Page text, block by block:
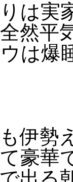
は実
然平
は爆
伊勢
豪華